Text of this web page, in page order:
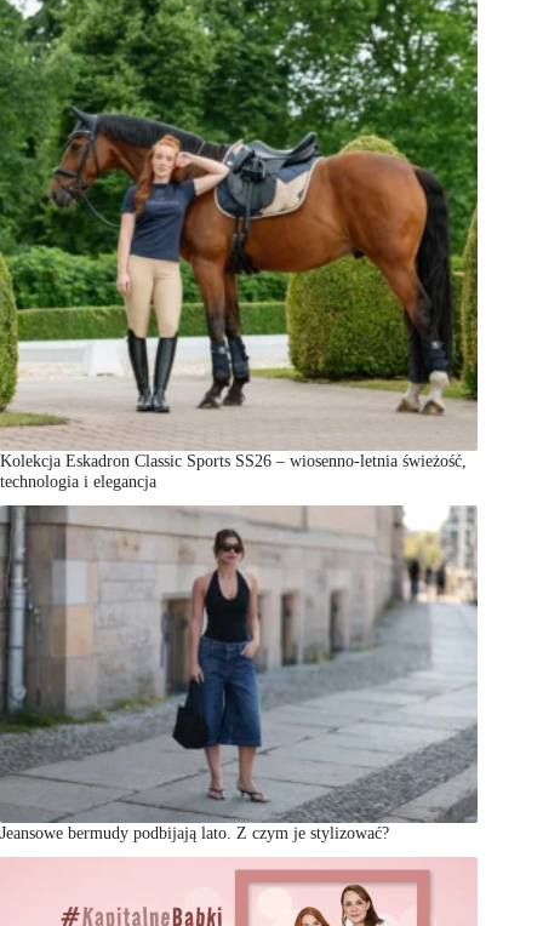
Kolekcja Eskadron Classic Sports SS26 – wiosenno-letnia świeżość,
technologia i elegancja
Jeansowe bermudy podbijają lato. Z czym je stylizować?